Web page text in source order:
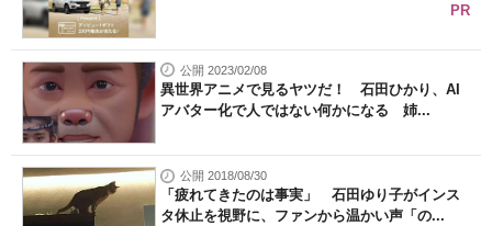
PR
公開 2023/02/08
異世界アニメで見るヤツだ！ 石田ひかり、AI
アバター化で人ではない何かになる 姉...
公開 2018/08/30
「疲れてきたのは事実」 石田ゆり子がインス
タ休止を視野に、ファンから温かい声「の...